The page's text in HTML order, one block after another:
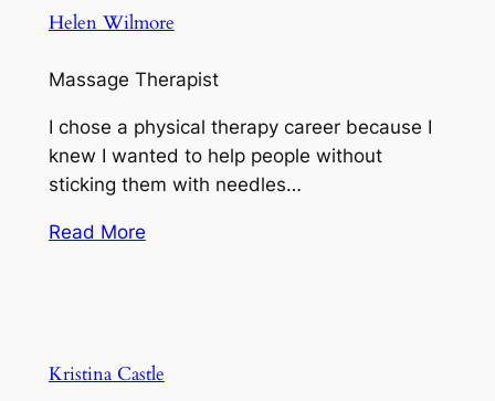
Helen Wilmore
Massage Therapist
I chose a physical therapy career because I
knew I wanted to help people without
sticking them with needles…
Read More
Kristina Castle